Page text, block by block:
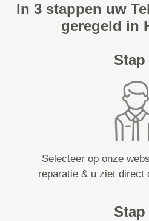
In 3 stappen uw
geregeld in
Stap
Selecteer op onze
reparatie & u ziet direct
Stap